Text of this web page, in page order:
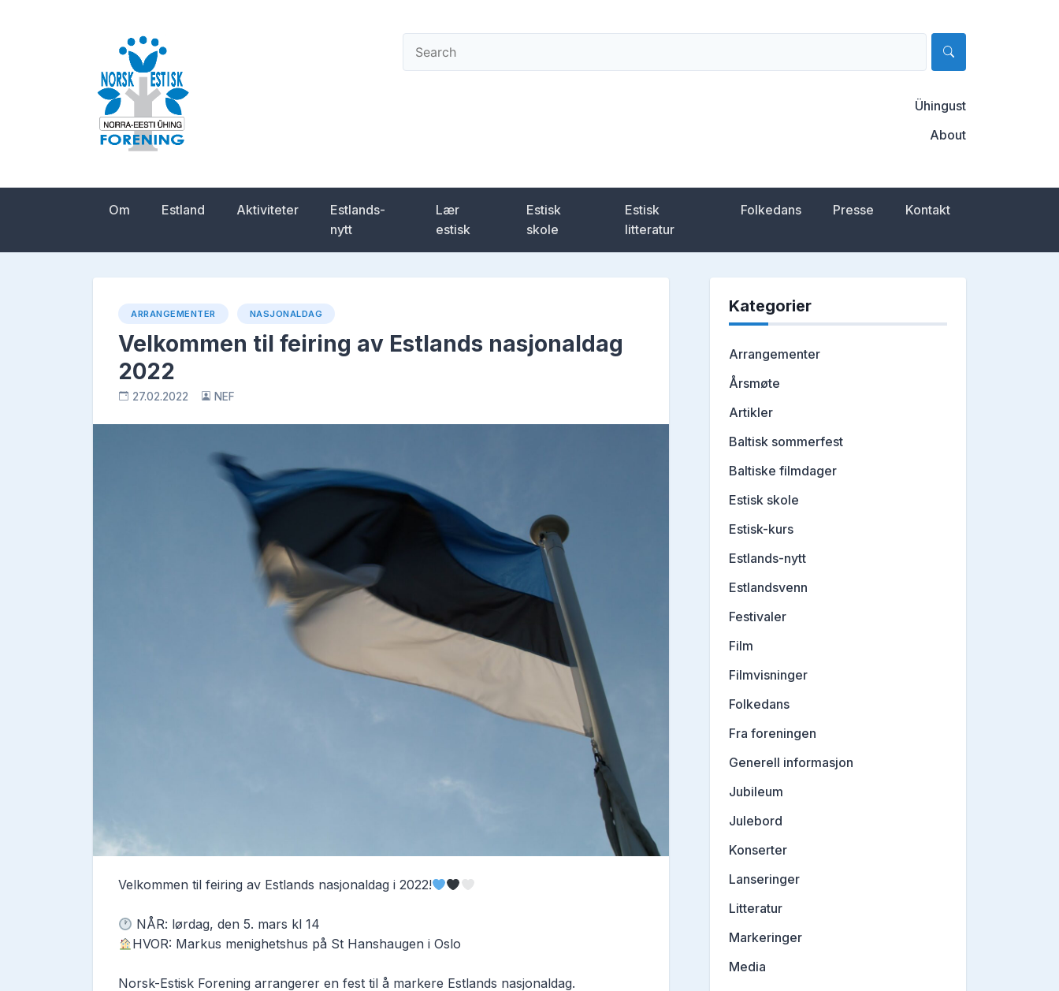
Norsk-estisk forening
Ühingust
About
Om Estland Aktiviteter
Estlands-
nytt
Lær
estisk
Estisk
skole
Estisk
litteratur
Folkedans Presse Kontakt
ARRANGEMENTER NASJONALDAG
Velkommen til feiring av Estlands nasjonaldag
2022
27.02.2022 NEF
Velkommen til feiring av Estlands nasjonaldag i 2022!
NÅR: lørdag, den 5. mars kl 14
HVOR: Markus menighetshus på St Hanshaugen i Oslo
Norsk-Estisk Forening arrangerer en fest til å markere Estlands nasjonaldag.
Kategorier
Arrangementer
Årsmøte
Artikler
Baltisk sommerfest
Baltiske filmdager
Estisk skole
Estisk-kurs
Estlands-nytt
Estlandsvenn
Festivaler
Film
Filmvisninger
Folkedans
Fra foreningen
Generell informasjon
Jubileum
Julebord
Konserter
Lanseringer
Litteratur
Markeringer
Media